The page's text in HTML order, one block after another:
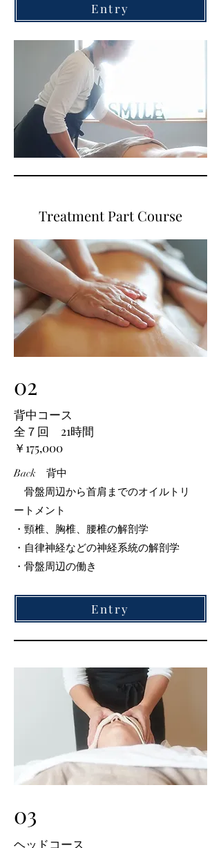
Entry
Treatment Part Course
02
​背中コース
全７回 21時間
​￥175,000
Back 背中
骨盤周辺から首肩までのオイルトリ
ートメント
・頸椎、胸椎、腰椎の解剖学
・自律神経などの神経系統の解剖学
・骨盤周辺の働き
Entry
03
​ヘッドコース